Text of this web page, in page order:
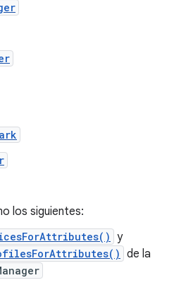
los siguientes:
y
de la